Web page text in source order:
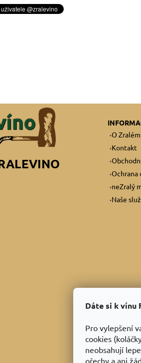
O
Kontakt
Ochrana
neZralý
Naše
Dáte si k vínu
Pro vylepšení
cookies
neobsahují
ořechy a ani